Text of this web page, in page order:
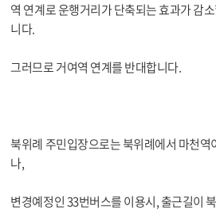
역 연계로 운행거리가 단축되는 효과가 감
니다.
그러므로 거여역 연계를 반대합니다.
북위례 주민입장으로는 북위례에서 마천역
나,
변경예정인 33번버스를 이용시, 출근길이